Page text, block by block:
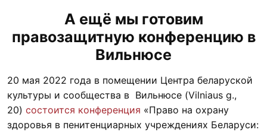
А ещё мы готовим
правозащитную конференцию в
Вильнюсе
20 мая 2022 года в помещении Центра беларуской
культуры и сообщества в Вильнюсе (Vilniaus g.,
20) состоится конференция «Право на охрану
здоровья в пенитенциарных учреждениях Беларуси: